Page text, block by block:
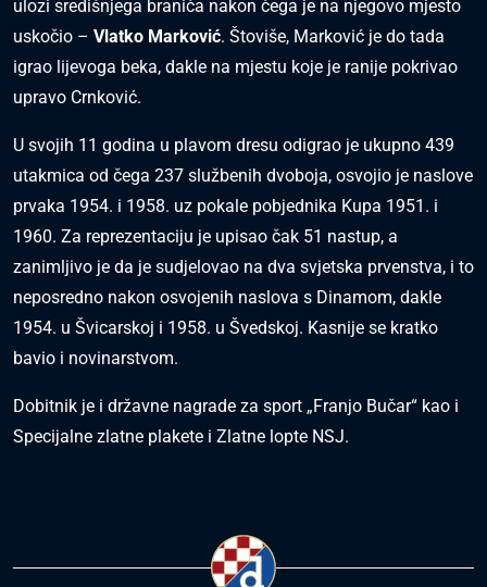
ulozi središnjega braniča nakon čega je na njegovo mjesto
uskočio – Vlatko Marković. Štoviše, Marković je do tada
igrao lijevoga beka, dakle na mjestu koje je ranije pokrivao
upravo Crnković.
U svojih 11 godina u plavom dresu odigrao je ukupno 439
utakmica od čega 237 službenih dvoboja, osvojio je naslove
prvaka 1954. i 1958. uz pokale pobjednika Kupa 1951. i
1960. Za reprezentaciju je upisao čak 51 nastup, a
zanimljivo je da je sudjelovao na dva svjetska prvenstva, i to
neposredno nakon osvojenih naslova s Dinamom, dakle
1954. u Švicarskoj i 1958. u Švedskoj. Kasnije se kratko
bavio i novinarstvom.
Dobitnik je i državne nagrade za sport „Franjo Bučar“ kao i
Specijalne zlatne plakete i Zlatne lopte NSJ.